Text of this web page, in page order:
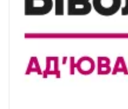
ЗВОРОТНИЙ
Тернопільська обл., с.